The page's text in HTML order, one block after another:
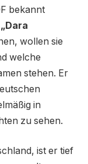
bekannt
„Dara
wollen sie
welche
stehen. Er
in
zu sehen.
ist er tief